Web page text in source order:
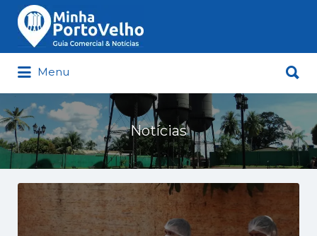
Minha Porto Velho – Seu Guia
Comercial e Notícias de Porto Velho
Buscar
por:
Menu
por:
Notícias